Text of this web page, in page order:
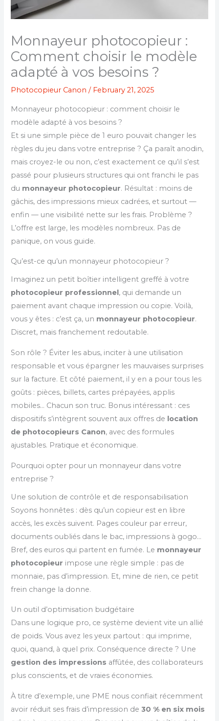
Monnayeur photocopieur :
Comment choisir le modèle
adapté à vos besoins ?
Photocopieur Canon / February 21, 2025
Monnayeur photocopieur : comment choisir le
modèle adapté à vos besoins ?
Et si une simple pièce de 1 euro pouvait changer les
règles du jeu dans votre entreprise ? Ça paraît anodin,
mais croyez-le ou non, c’est exactement ce qu’il s’est
passé pour plusieurs structures qui ont franchi le pas
du monnayeur photocopieur. Résultat : moins de
gâchis, des impressions mieux cadrées, et surtout —
enfin — une visibilité nette sur les frais. Problème ?
L’offre est large, les modèles nombreux. Pas de
panique, on vous guide.
Qu’est-ce qu’un monnayeur photocopieur ?
Imaginez un petit boîtier intelligent greffé à votre
photocopieur professionnel , qui demande un
paiement avant chaque impression ou copie. Voilà,
vous y êtes : c’est ça, un monnayeur photocopieur.
Discret, mais franchement redoutable.
Son rôle ? Éviter les abus, inciter à une utilisation
responsable et vous épargner les mauvaises surprises
sur la facture. Et côté paiement, il y en a pour tous les
goûts : pièces, billets, cartes prépayées, applis
mobiles… Chacun son truc. Bonus intéressant : ces
dispositifs s’intègrent souvent aux offres de location
de photocopieurs Canon, avec des formules
ajustables. Pratique et économique.
Pourquoi opter pour un monnayeur dans votre
entreprise ?
Une solution de contrôle et de responsabilisation
Soyons honnêtes : dès qu’un copieur est en libre
accès, les excès suivent. Pages couleur par erreur,
documents oubliés dans le bac, impressions à gogo…
Bref, des euros qui partent en fumée. Le monnayeur
photocopieur impose une règle simple : pas de
monnaie, pas d’impression. Et, mine de rien, ce petit
frein change la donne.
Un outil d’optimisation budgétaire
Dans une logique pro, ce système devient vite un allié
de poids. Vous avez les yeux partout : qui imprime,
quoi, quand, à quel prix. Conséquence directe ? Une
gestion des impressions affûtée, des collaborateurs
plus conscients, et de vraies économies.
À titre d’exemple, une PME nous confiait récemment
avoir réduit ses frais d’impression de30 % en six mois